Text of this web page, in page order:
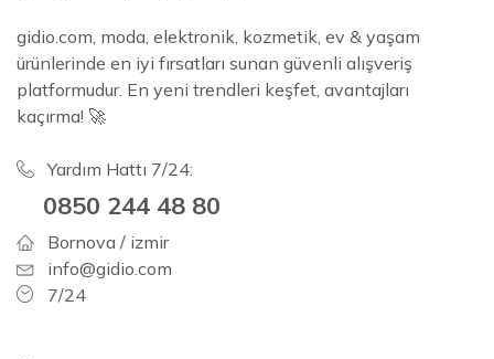
gidio.com, moda, elektronik, kozmetik, ev & yaşam
ürünlerinde en iyi fırsatları sunan güvenli alışveriş
platformudur. En yeni trendleri keşfet, avantajları
kaçırma! 🚀
Yardım Hattı 7/24:
0850 244 48 80
Bornova / izmir
info@gidio.com
7/24